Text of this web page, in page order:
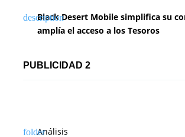
Black Desert Mobile simplifica su
amplía el acceso a los Tesoros
PUBLICIDAD 2
Análisis